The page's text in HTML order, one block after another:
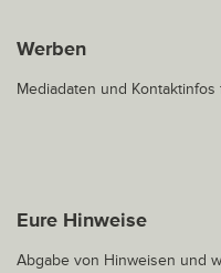
Werben
Mediadaten und Kontaktinfos
Eure Hinweise
Abgabe von Hinweisen und